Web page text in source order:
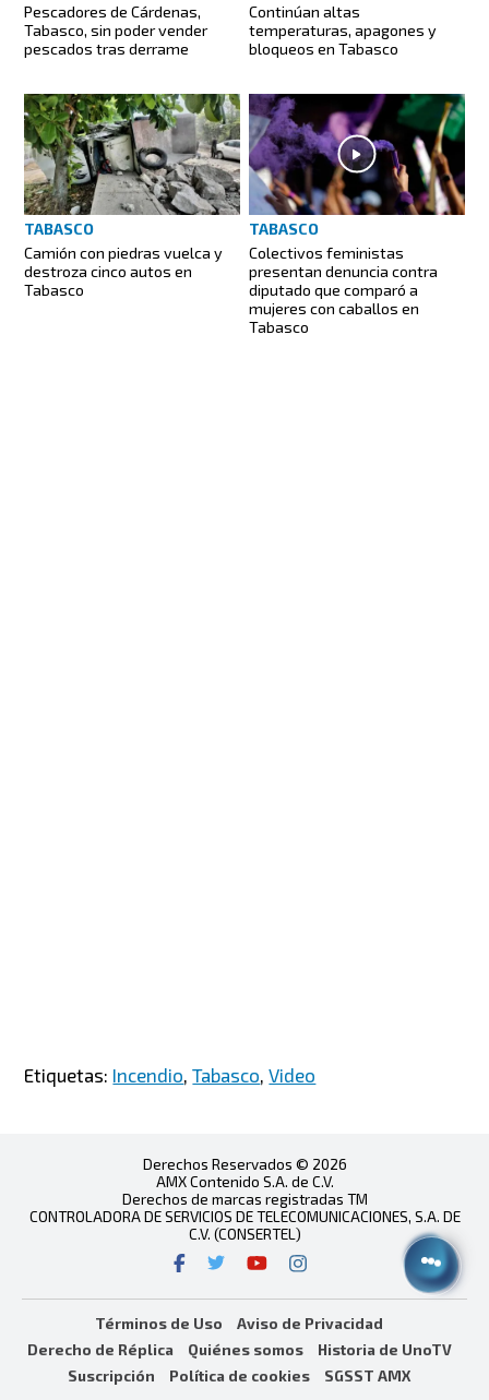
Pescadores de Cárdenas,
Tabasco, sin poder vender
pescados tras derrame
Continúan altas
temperaturas, apagones y
bloqueos en Tabasco
TABASCO
Camión con piedras vuelca y
destroza cinco autos en
Tabasco
TABASCO
Colectivos feministas
presentan denuncia contra
diputado que comparó a
mujeres con caballos en
Tabasco
Etiquetas: Incendio ,Tabasco ,Video
Derechos Reservados © 2026
AMX Contenido S.A. de C.V.
Derechos de marcas registradas TM
CONTROLADORA DE SERVICIOS DE TELECOMUNICACIONES, S.A. DE
C.V. (CONSERTEL)
Términos de Uso
Aviso de Privacidad
Derecho de Réplica
Quiénes somos
Historia de UnoTV
Suscripción
Política de cookies SGSST AMX